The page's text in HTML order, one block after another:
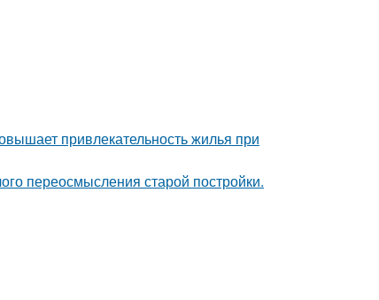
привлекательность жилья при
переосмысления старой постройки.